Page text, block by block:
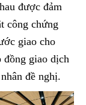
được đảm
công chứng
giao cho
đồng giao dịch
đề nghị.